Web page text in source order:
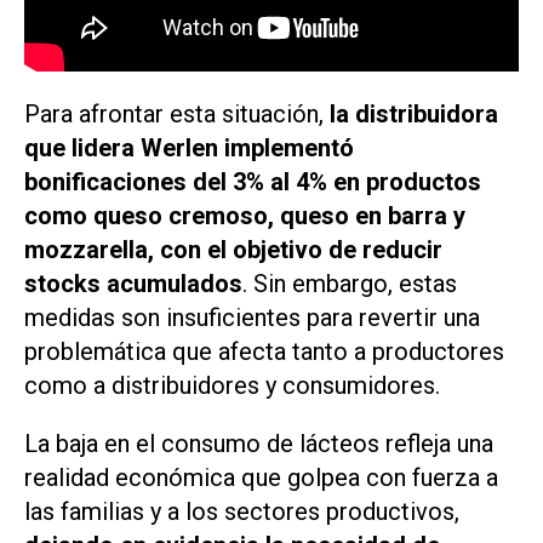
Para afrontar esta situación, la distribuidora
que lidera Werlen implementó
bonificaciones del 3% al 4% en productos
como queso cremoso, queso en barra y
mozzarella, con el objetivo de reducir
stocks acumulados. Sin embargo, estas
medidas son insuficientes para revertir una
problemática que afecta tanto a productores
como a distribuidores y consumidores.
La baja en el consumo de lácteos refleja una
realidad económica que golpea con fuerza a
las familias y a los sectores productivos,